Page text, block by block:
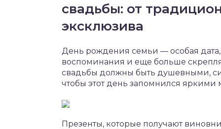
свадьбы: от
эксклюзива
День рождения семьи — особая дата,
воспоминания и еще больше
свадьбы должны быть душевными,
чтобы этот день запомнился яркими
Презенты, которые получают